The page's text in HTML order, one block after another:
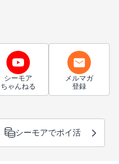
シーモア
ちゃんねる
メルマガ
登録
シーモアでポイ活